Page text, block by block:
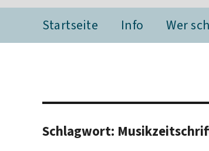
Startseite Info Wer
Schlagwort: